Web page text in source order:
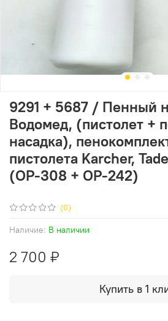
(0)
Наличие: В наличии
9291 + 5687 / Пенный
Водомед, (пистолет +
насадка),
пистолета Karcher,
(ОР-308 + ОР-242)
2 700 ₽
Купить в 1